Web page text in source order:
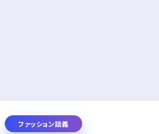
ファッション談義